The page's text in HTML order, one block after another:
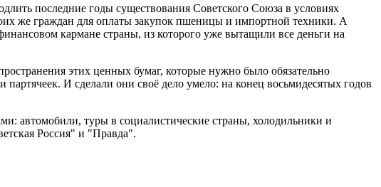
последние годы существования Советского Союза в условиях
же граждан для оплаты закупок пшеницы и импортной техники. А
кармане страны, из которого уже вытащили все деньги на
этих ценных бумаг, которые нужно было обязательно
И сделали они своё дело умело: на конец восьмидесятых годов
автомобили, туры в социалистические страны, холодильники и
Россия" и "Правда".